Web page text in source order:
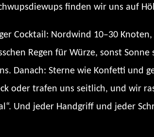
finden wir uns auf
Cocktail: Nordwind 10–30
Regen für Würze, sonst Sonne
Danach: Sterne wie Konfetti und
oder trafen uns seitlich, und wir
Und jeder Handgriff und jeder